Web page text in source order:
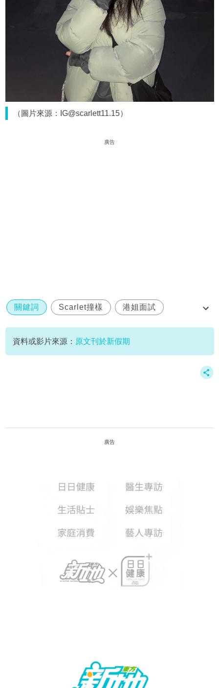
（圖片來源：IG@scarlett11.15）
廣告
關鍵詞 Scarlet撞樣 港姐面試
香港小姐2026
資料或影片來源： 原文刊於新假期
廣告